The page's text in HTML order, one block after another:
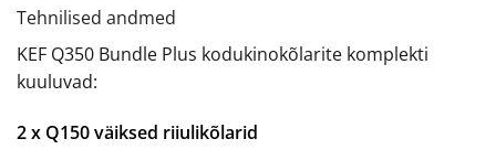
Tehnilised andmed
KEF Q350 Bundle Plus kodukinokõlarite komplekti
kuuluvad:
2 x Q150 väiksed riiulikõlarid